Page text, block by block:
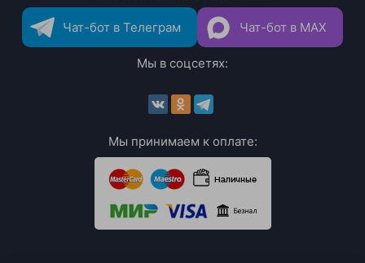
Чат-бот в Телеграм Чат-бот в MAX
Мы в соцсетях:
Мы принимаем к оплате: